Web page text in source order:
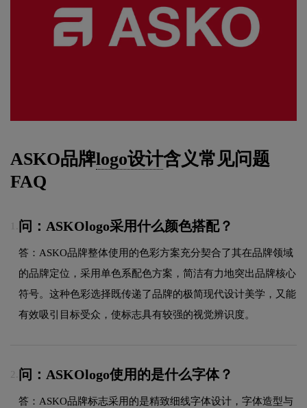
ASKO品牌logo设计含义常见问题
FAQ
问：ASKOlogo采用什么颜色搭配？
答：ASKO品牌整体使用的色彩方案充分契合了其在品牌领域
的品牌定位，采用单色系配色方案，简洁有力地突出品牌核心
符号。这种色彩选择既传递了品牌的极简现代设计美学，又能
有效吸引目标受众，使标志具有较强的视觉辨识度。
2. 问：ASKOlogo使用的是什么字体？
答：ASKO品牌标志采用的是精致细线字体设计，字体造型与